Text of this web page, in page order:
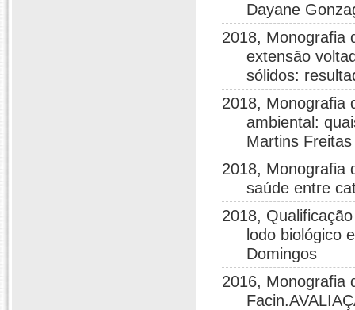
Dayane
2018, Monografia
extensão
sólidos:
2018, Monografia
ambiental:
Martins Freitas
2018, Monografia
saúde entre
2018,
lodo biológico
Domingos
2016, Monografia